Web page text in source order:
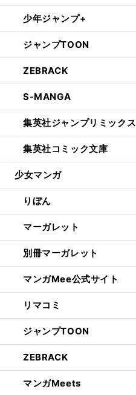
少年ジャンプ+
ジャンプTOON
ZEBRACK
S-MANGA
集英社ジャンプリミックス
集英社コミック文庫
少女マンガ
りぼん
マーガレット
別冊マーガレット
マンガMee公式サイト
リマコミ
ジャンプTOON
ZEBRACK
マンガMeets